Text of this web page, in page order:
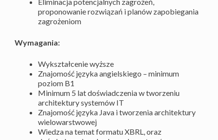
proponowanie rozwiązań i planów zapobiegania
zagrożeniom
Wymagania:
Wykształcenie wyższe
Znajomość języka angielskiego – minimum
poziom B1
Minimum 5 lat doświadczenia w tworzeniu
architektury systemów IT
Znajomość języka Java i tworzenia architektury
wielowarstwowej
Wiedza na temat formatu XBRL, oraz